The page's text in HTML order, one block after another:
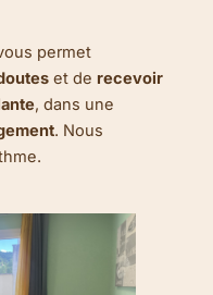
permet
et de recevoir
, dans une
. Nous